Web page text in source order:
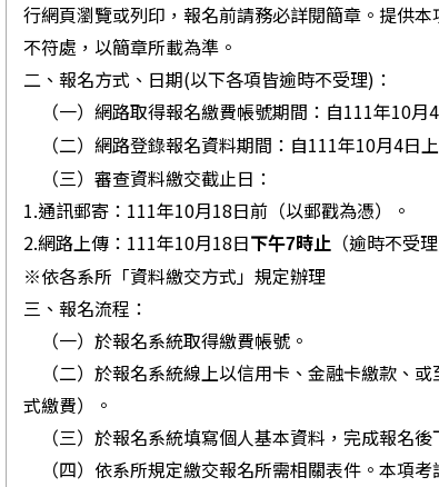
行網頁瀏覽或列印，報名前請務必詳閱簡章。提供
不符處，以簡章所載為準。
二、報名方式、日期(以下各項皆逾時不受理)：
（一）網路取得報名繳費帳號期間：自111年10月
（二）網路登錄報名資料期間：自111年10月4日
（三）審查資料繳交截止日：
1.通訊郵寄：111年10月18日前（以郵戳為憑）。
2.網路上傳：111年10月18日下午7時止
（逾時不受
※依各系所「資料繳交方式」規定辦理
三、報名流程：
（一）於報名系統取得繳費帳號。
（二）於報名系統線上以信用卡、金融卡繳款、
式繳費）。
（三）於報名系統填寫個人基本資料，完成報名後
（四）依系所規定繳交報名所需相關表件。本項